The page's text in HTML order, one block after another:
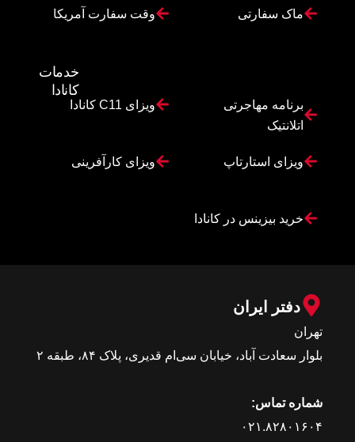
ماک سفارتی وقت سفارت آمریکا
خدمات
کانادا
برنامه مهاجرتی
اتلانتیک
ویزای C11 کانادا
ویزای استارتاپ ویزای کارآفرینی
خرید بیزینس در کانادا
دفتر ایران
تهران
بلوار سعادت آباد، خیابان سی‌ام قدیری، پلاک ۸۴، طبقه ۲
شماره تماس:
۰۲۱.۸۲۸۰۱۶۰۴